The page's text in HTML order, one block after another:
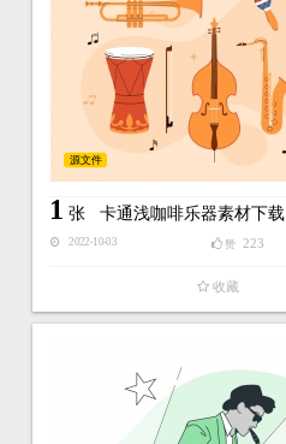
源文件
1 张 卡通浅咖啡乐器素材下载
2022-10-03 赞 223
收藏